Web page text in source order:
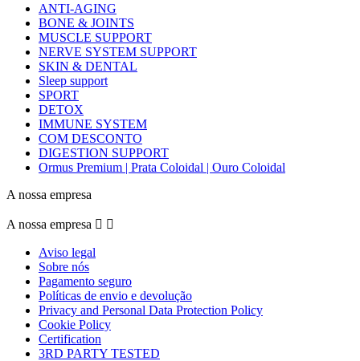
ANTI-AGING
BONE & JOINTS
MUSCLE SUPPORT
NERVE SYSTEM SUPPORT
SKIN & DENTAL
Sleep support
SPORT
DETOX
IMMUNE SYSTEM
COM DESCONTO
DIGESTION SUPPORT
Ormus Premium | Prata Coloidal | Ouro Coloidal
A nossa empresa
A nossa empresa  
Aviso legal
Sobre nós
Pagamento seguro
Políticas de envio e devolução
Privacy and Personal Data Protection Policy
Cookie Policy
Certification
3RD PARTY TESTED